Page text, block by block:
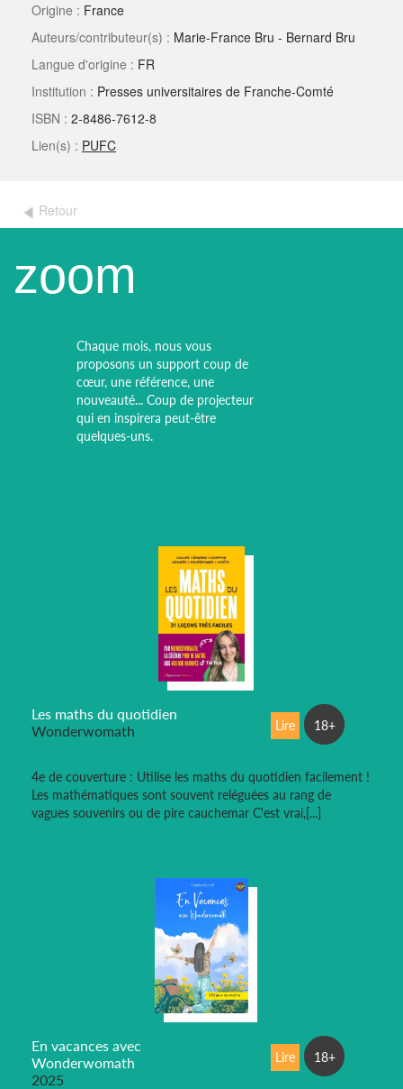
Origine : France
Auteurs/contributeur(s) : Marie-France Bru - Bernard Bru
Langue d'origine : FR
Institution : Presses universitaires de Franche-Comté
ISBN : 2-8486-7612-8
Lien(s) : PUFC
Retour
zoom
Chaque mois, nous vous
proposons un support coup de
cœur, une référence, une
nouveauté... Coup de projecteur
qui en inspirera peut-être
quelques-uns.
Les maths du quotidien
Wonderwomath
4e de couverture : Utilise les maths du quotidien facilement !
Les mathématiques sont souvent reléguées au rang de
vagues souvenirs ou de pire cauchemar C'est vrai,[...]
Lire 18+
En vacances avec
Wonderwomath
2025
Lire 18+